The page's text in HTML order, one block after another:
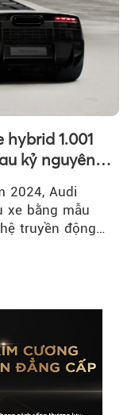
hybrid 1.001
kỷ nguyên
2024, Audi
xe bằng mẫu
truyền động
kỷ nguyên